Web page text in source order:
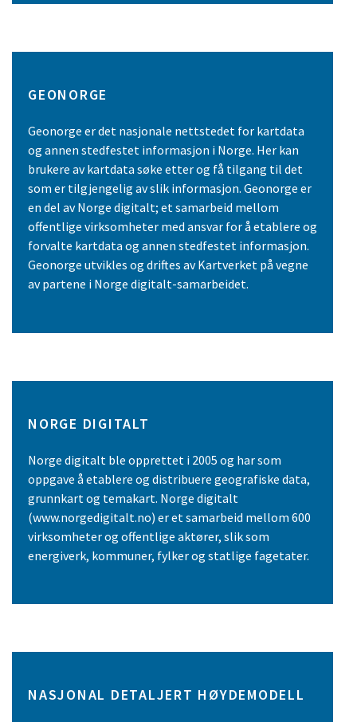
GEONORGE
Geonorge er det nasjonale nettstedet for kartdata
og annen stedfestet informasjon i Norge. Her kan
brukere av kartdata søke etter og få tilgang til det
som er tilgjengelig av slik informasjon. Geonorge er
en del av Norge digitalt; et samarbeid mellom
offentlige virksomheter med ansvar for å etablere og
forvalte kartdata og annen stedfestet informasjon.
Geonorge utvikles og driftes av Kartverket på vegne
av partene i Norge digitalt-samarbeidet.
NORGE DIGITALT
Norge digitalt ble opprettet i 2005 og har som
oppgave å etablere og distribuere geografiske data,
grunnkart og temakart. Norge digitalt
(www.norgedigitalt.no) er et samarbeid mellom 600
virksomheter og offentlige aktører, slik som
energiverk, kommuner, fylker og statlige fagetater.
NASJONAL DETALJERT HØYDEMODELL